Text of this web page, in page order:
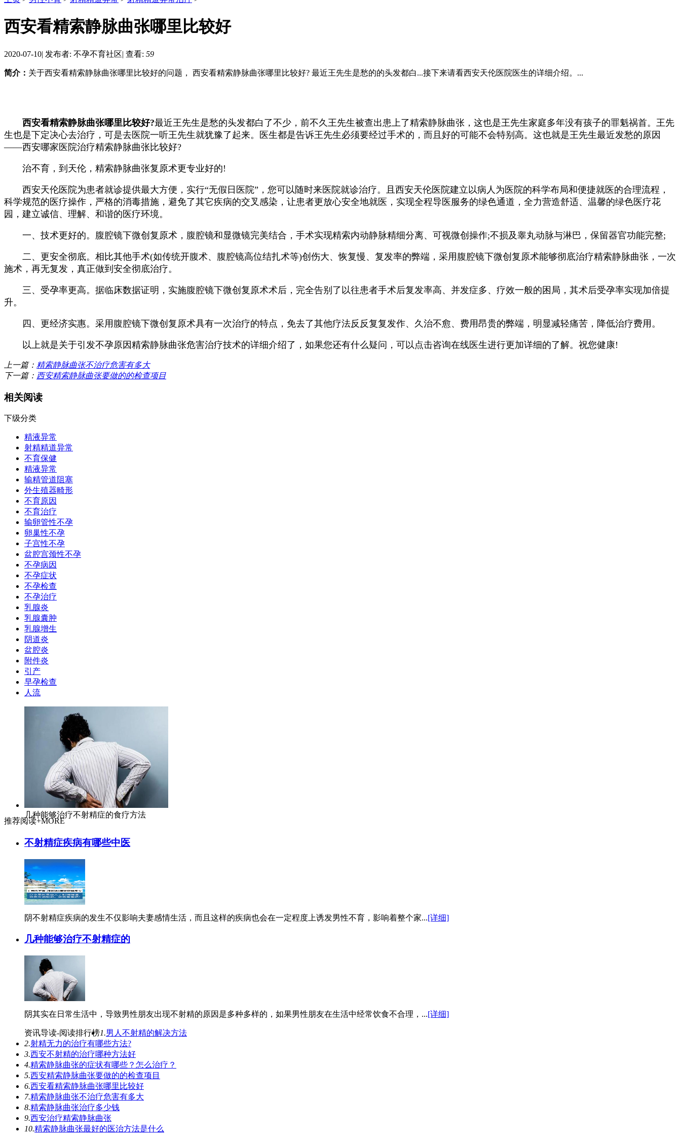
西安看精索静脉曲张哪里比较好
2020-07-10| 发布者: 不孕不育社区| 查看: 59
简介： 关于西安看精索静脉曲张哪里比较好的问题， 西安看精索静脉曲张哪里比较好? 最近王先生是愁的的头发都白...接下来请看西安天伦医院医生的详细介绍。...
西安看精索静脉曲张哪里比较好?最近王先生是愁的头发都白了不少，前不久王先生被查出患上了精索静脉曲张，这也是王先生家庭多年没有孩子的罪魁祸首。王先
生也是下定决心去治疗，可是去医院一听王先生就犹豫了起来。医生都是告诉王先生必须要经过手术的，而且好的可能不会特别高。这也就是王先生最近发愁的原因
——西安哪家医院治疗精索静脉曲张比较好?
治不育，到天伦，精索静脉曲张复原术更专业好的!
西安天伦医院为患者就诊提供最大方便，实行“无假日医院”，您可以随时来医院就诊治疗。且西安天伦医院建立以病人为医院的科学布局和便捷就医的合理流程，
科学规范的医疗操作，严格的消毒措施，避免了其它疾病的交叉感染，让患者更放心安全地就医，实现全程导医服务的绿色通道，全力营造舒适、温馨的绿色医疗花
园，建立诚信、理解、和谐的医疗环境。
一、技术更好的。腹腔镜下微创复原术，腹腔镜和显微镜完美结合，手术实现精索内动静脉精细分离、可视微创操作;不损及睾丸动脉与淋巴，保留器官功能完整;
二、更安全彻底。相比其他手术(如传统开腹术、腹腔镜高位结扎术等)创伤大、恢复慢、复发率的弊端，采用腹腔镜下微创复原术能够彻底治疗精索静脉曲张，一次
施术，再无复发，真正做到安全彻底治疗。
三、受孕率更高。据临床数据证明，实施腹腔镜下微创复原术术后，完全告别了以往患者手术后复发率高、并发症多、疗效一般的困局，其术后受孕率实现加倍提
升。
四、更经济实惠。采用腹腔镜下微创复原术具有一次治疗的特点，免去了其他疗法反反复复发作、久治不愈、费用昂贵的弊端，明显减轻痛苦，降低治疗费用。
以上就是关于引发不孕原因精索静脉曲张危害治疗技术的详细介绍了，如果您还有什么疑问，可以点击咨询在线医生进行更加详细的了解。祝您健康!
上一篇： 精索静脉曲张不治疗危害有多大
下一篇： 西安精索静脉曲张要做的的检查项目
相关阅读
下级分类
精液异常
射精精道异常
不育保健
精液异常
输精管道阻塞
外生殖器畸形
不育原因
不育治疗
输卵管性不孕
卵巢性不孕
子宫性不孕
盆腔宫颈性不孕
不孕病因
不孕症状
不孕检查
不孕治疗
乳腺炎
乳腺囊肿
乳腺增生
阴道炎
盆腔炎
附件炎
引产
早孕检查
人流
几种能够治疗不射精症的食疗方法
推荐阅读+MORE
不射精症疾病有哪些中医
阴不射精症疾病的发生不仅影响夫妻感情生活，而且这样的疾病也会在一定程度上诱发男性不育，影响着整个家...[详细]
几种能够治疗不射精症的
阴其实在日常生活中，导致男性朋友出现不射精的原因是多种多样的，如果男性朋友在生活中经常饮食不合理，...[详细]
资讯导读-阅读排行榜1.男人不射精的解决方法
2.射精无力的治疗有哪些方法?
3.西安不射精的治疗哪种方法好
4.精索静脉曲张的症状有哪些？怎么治疗？
5.西安精索静脉曲张要做的的检查项目
6.西安看精索静脉曲张哪里比较好
7.精索静脉曲张不治疗危害有多大
8.精索静脉曲张治疗多少钱
9.西安治疗精索静脉曲张
10.精索静脉曲张最好的医治方法是什么